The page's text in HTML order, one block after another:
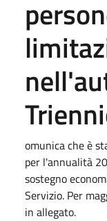
omunica che è
per l'annualità
sostegno
Servizio. Per
in allegato.